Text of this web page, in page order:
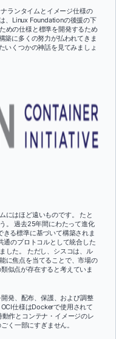
ランタイムとイメージ仕様の
、Linux Foundationの後援の下
めの仕様と標準を開発するため
築に多くの努力が払われてきま
いくつかの神話を見てみましょ
にはほど遠いものです。 たと
。 過去25年間にわたって進化
る標準に基づいて構築されま
通のプロトコルとして統合した
した。 ただし、シスコは、ル
に焦点を当てることで、市場の
似点が存在すると考えていま
発、配布、保護、および調整
OCI仕様はDockerで使用されて
作とコンテナ・イメージのレ
く一部にすぎません。